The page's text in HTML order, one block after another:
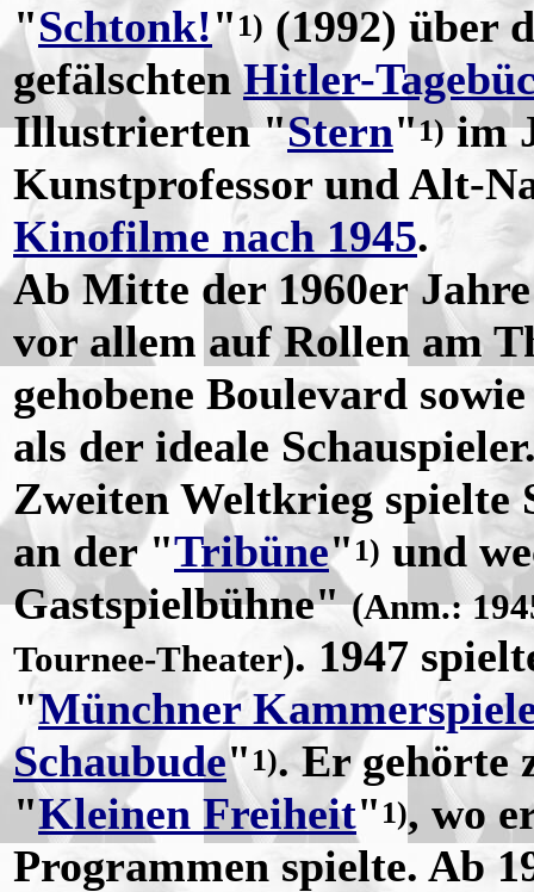
"Schtonk!" 1) (1992) über
gefälschtenHitler-
Illustrierten "Stern"1)im
Kunstprofessor und Alt-
Kinofilme nach 1945.
Ab Mitte der 1960er
vor allem auf Rollen am
gehobene Boulevard
als der ideale
Zweiten Weltkrieg spielte
an der "Tribüne"1) und
Gastspielbühne"(Anm.:
Tournee-Theater). 1947
"Münchner
Schaubude" 1). Er gehörte
"Kleinen Freiheit" 1), wo
Programmen spielte. Ab